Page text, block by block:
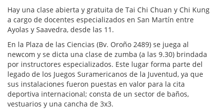
Hay una clase abierta y gratuita de Tai Chi Chuan y Chi Kung
a cargo de docentes especializados en San Martín entre
Ayolas y Saavedra, desde las 11.
En la Plaza de las Ciencias (Bv. Oroño 2489) se juega al
newcom y se dicta una clase de zumba (a las 9.30) brindada
por instructores especializados. Este lugar forma parte del
legado de los Juegos Suramericanos de la Juventud, ya que
sus instalaciones fueron puestas en valor para la cita
deportiva internacional; consta de un sector de baños,
vestuarios y una cancha de 3x3.